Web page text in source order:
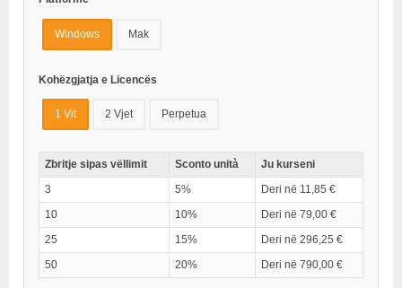
Windows Mak
Kohëzgjatja e Licencës
1 Vit 2 Vjet Perpetua
Zbritje sipas vëllimit Sconto unità
Ju kurseni
3
5%
Deri në 11,85 €
10
10%
Deri në 79,00 €
25
15%
Deri në 296,25 €
50
20% Deri në 790,00 €